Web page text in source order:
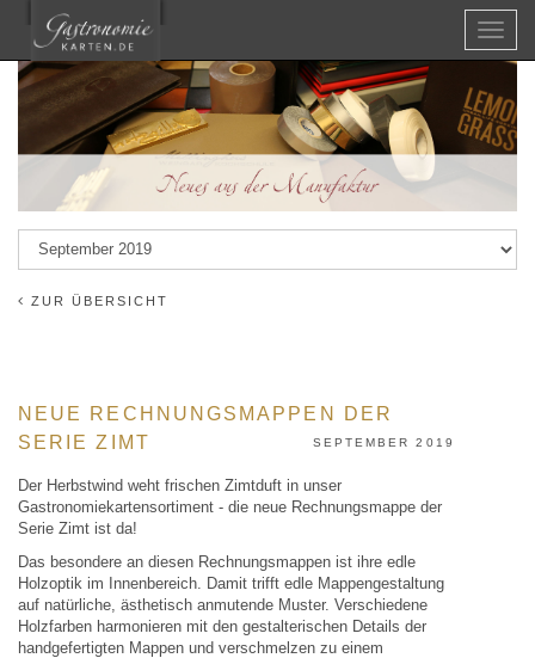
Menü
ZUR ÜBERSICHT
NEUE RECHNUNGSMAPPEN DER
SERIE ZIMT
SEPTEMBER 2019
Der Herbstwind weht frischen Zimtduft in unser
Gastronomiekartensortiment - die neue Rechnungsmappe der
Serie Zimt ist da!
Das besondere an diesen Rechnungsmappen ist ihre edle
Holzoptik im Innenbereich. Damit trifft edle Mappengestaltung
auf natürliche, ästhetisch anmutende Muster. Verschiedene
Holzfarben harmonieren mit den gestalterischen Details der
handgefertigten Mappen und verschmelzen zu einem